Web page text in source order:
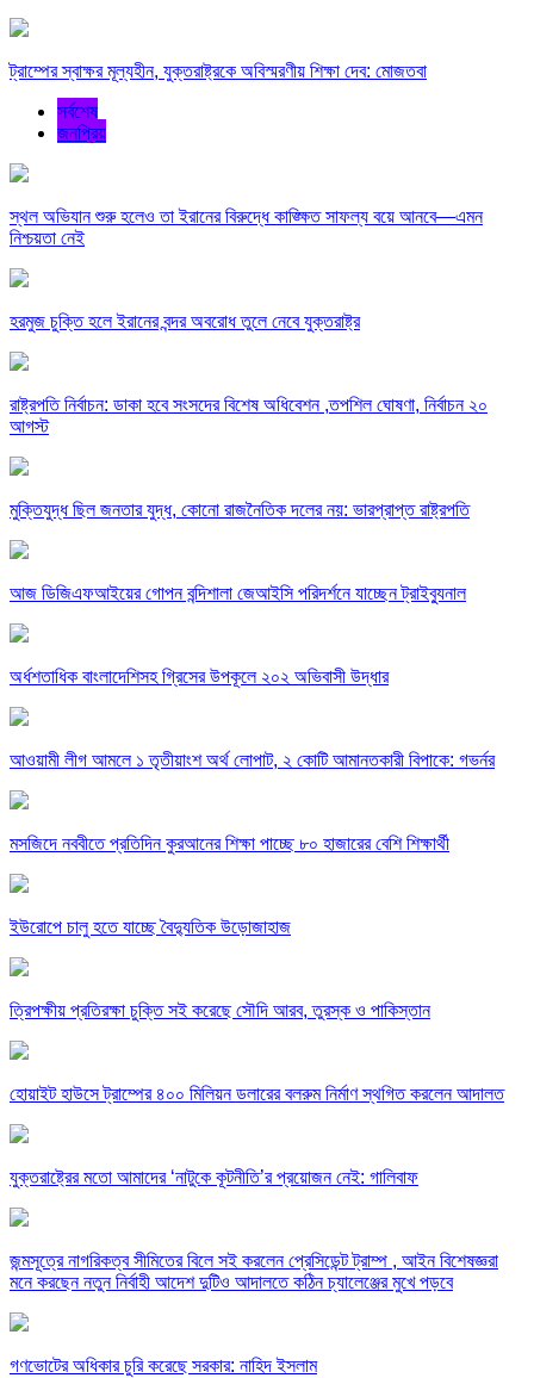
ট্রাম্পের স্বাক্ষর মূল্যহীন, যুক্তরাষ্ট্রকে অবিস্মরণীয় শিক্ষা দেব: মোজতবা
সর্বশেষ
জনপ্রিয়
স্থল অভিযান শুরু হলেও তা ইরানের বিরুদ্ধে কাঙ্ক্ষিত সাফল্য বয়ে আনবে—এমন
নিশ্চয়তা নেই
হরমুজ চুক্তি হলে ইরানের বন্দর অবরোধ তুলে নেবে যুক্তরাষ্ট্র
রাষ্ট্রপতি নির্বাচন: ডাকা হবে সংসদের বিশেষ অধিবেশন ,তপশিল ঘোষণা, নির্বাচন ২০
আগস্ট
মুক্তিযুদ্ধ ছিল জনতার যুদ্ধ, কোনো রাজনৈতিক দলের নয়: ভারপ্রাপ্ত রাষ্ট্রপতি
আজ ডিজিএফআইয়ের গোপন বন্দিশালা জেআইসি পরিদর্শনে যাচ্ছেন ট্রাইব্যুনাল
অর্ধশতাধিক বাংলাদেশিসহ গ্রিসের উপকূলে ২০২ অভিবাসী উদ্ধার
আওয়ামী লীগ আমলে ১ তৃতীয়াংশ অর্থ লোপাট, ২ কোটি আমানতকারী বিপাকে: গভর্নর
মসজিদে নববীতে প্রতিদিন কুরআনের শিক্ষা পাচ্ছে ৮০ হাজারের বেশি শিক্ষার্থী
ইউরোপে চালু হতে যাচ্ছে বৈদ্যুতিক উড়োজাহাজ
ত্রিপক্ষীয় প্রতিরক্ষা চুক্তি সই করেছে সৌদি আরব, তুরস্ক ও পাকিস্তান
হোয়াইট হাউসে ট্রাম্পের ৪০০ মিলিয়ন ডলারের বলরুম নির্মাণ স্থগিত করলেন আদালত
যুক্তরাষ্ট্রের মতো আমাদের ‘নাটুকে কূটনীতি’র প্রয়োজন নেই: গালিবাফ
জন্মসূত্রে নাগরিকত্ব সীমিতের বিলে সই করলেন প্রেসিডেন্ট ট্রাম্প , আইন বিশেষজ্ঞরা
মনে করছেন নতুন নির্বাহী আদেশ দুটিও আদালতে কঠিন চ্যালেঞ্জের মুখে পড়বে
গণভোটের অধিকার চুরি করেছে সরকার: নাহিদ ইসলাম